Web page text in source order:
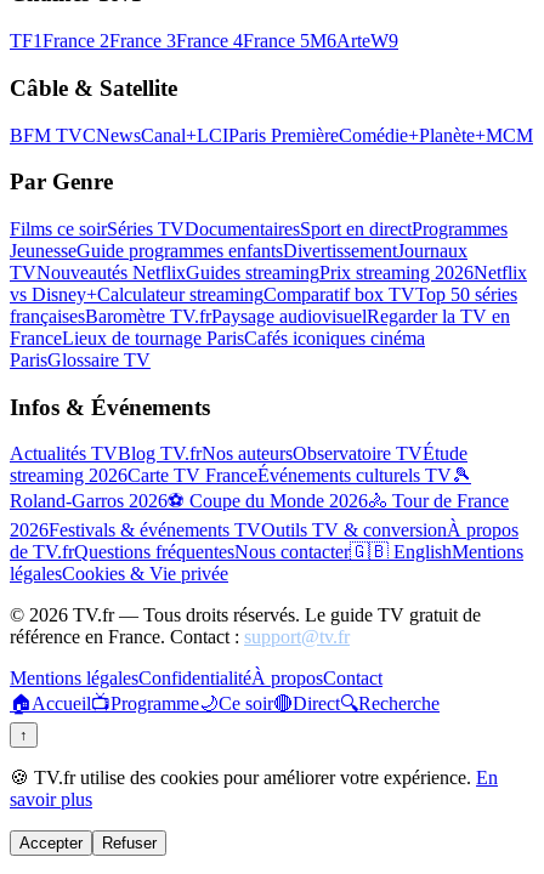
TF1France 2France 3France 4France 5M6ArteW9
Câble & Satellite
BFM TVCNewsCanal+LCIParis PremièreComédie+Planète+MCM
Par Genre
Films ce soirSéries TVDocumentairesSport en directProgrammes
JeunesseGuide programmes enfantsDivertissementJournaux
TVNouveautés NetflixGuides streamingPrix streaming 2026Netflix
vs Disney+Calculateur streamingComparatif box TVTop 50 séries
françaisesBaromètre TV.frPaysage audiovisuelRegarder la TV en
FranceLieux de tournage ParisCafés iconiques cinéma
ParisGlossaire TV
Infos & Événements
Actualités TVBlog TV.frNos auteursObservatoire TVÉtude
streaming 2026Carte TV FranceÉvénements culturels TV🎾
Roland-Garros 2026⚽ Coupe du Monde 2026🚴 Tour de France
2026Festivals & événements TVOutils TV & conversionÀ propos
de TV.frQuestions fréquentesNous contacter🇬🇧 EnglishMentions
légalesCookies & Vie privée
© 2026 TV.fr — Tous droits réservés. Le guide TV gratuit de
référence en France. Contact : support@tv.fr
Mentions légalesConfidentialitéÀ proposContact
🏠Accueil📺Programme🌙Ce soir🔴Direct🔍Recherche
↑
🍪 TV.fr utilise des cookies pour améliorer votre expérience. En
savoir plus
Accepter Refuser